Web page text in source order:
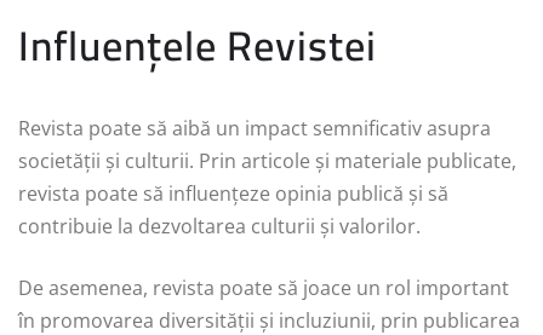
Influențele Revistei
Revista poate să aibă un impact semnificativ asupra
societății și culturii. Prin articole și materiale publicate,
revista poate să influențeze opinia publică și să
contribuie la dezvoltarea culturii și valorilor.
De asemenea, revista poate să joace un rol important
în promovarea diversității și incluziunii, prin publicarea